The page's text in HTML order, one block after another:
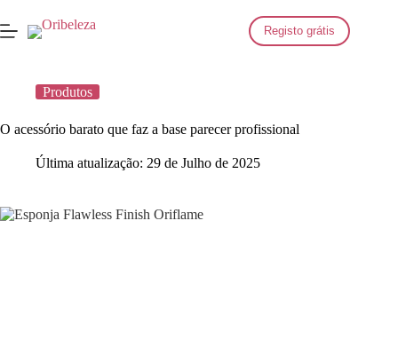
para
o
Registo grátis
Produtos
O acessório barato que faz a base parecer profissional
Última atualização: 29 de Julho de 2025